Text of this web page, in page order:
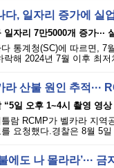
다, 일자리 증가에 실
일자리 7만5000개 증가···
통계청(SC)에 따르면, 7
락해 2024년 7월 이후 최
라 산불 원인 추적···
“5일 오후 1~4시 촬영 영상
틀람 RCMP가 벨카라 지역
요청했다.경찰은 8월 5
에도 나 몰라라’···